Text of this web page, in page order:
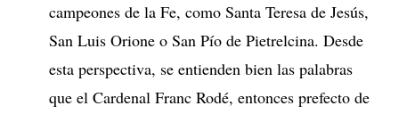
campeones de la Fe, como Santa Teresa de Jesús,
San Luis Orione o San Pío de Pietrelcina. Desde
esta perspectiva, se entienden bien las palabras
que el Cardenal Franc Rodé, entonces prefecto de